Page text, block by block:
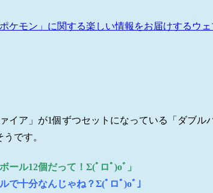
ケモン」に関する楽しい情報をお届けするウェ
イア」が1個ずつセットになっている「ダブル
です。
ール12個だって！Σ(ﾟロﾟ)oﾞ」
で十分なんじゃね？Σ(ﾟロﾟ)oﾞ」